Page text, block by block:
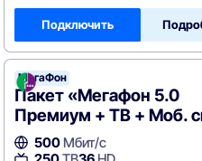
Подключить
МегаФон
МегаФон
Пакет «Мегафон 5.0
Премиум + ТВ + Моб.
500 Мбит/с